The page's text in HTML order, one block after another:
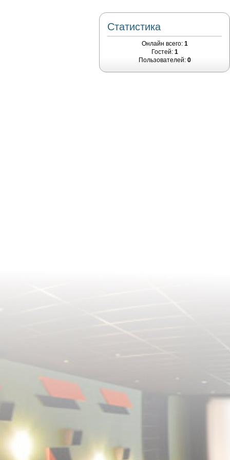
Статистика
Онлайн всего: 1
Гостей: 1
Пользователей: 0